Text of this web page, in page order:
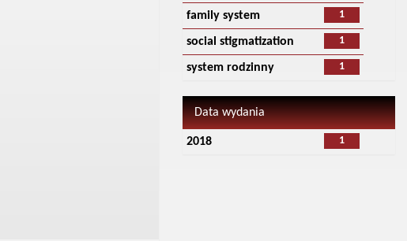
1
family system
1
social stigmatization
1
system rodzinny
Data wydania
1
2018